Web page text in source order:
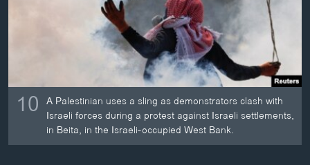
10 A Palestinian uses a sling as demonstrators clash with
Israeli forces during a protest against Israeli settlements,
in Beita, in the Israeli-occupied West Bank.